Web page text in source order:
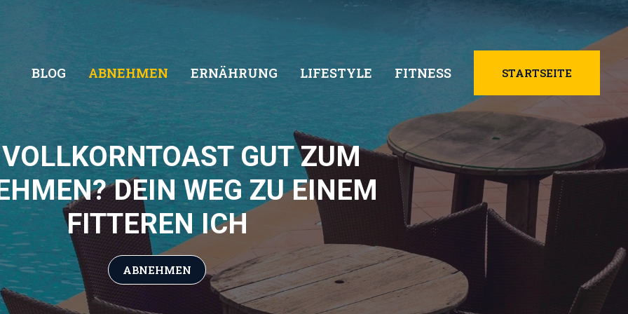
BLOG ABNEHMEN ERNÄHRUNG LIFESTYLE FITNESS STARTSEITE
GUT ZUM
DEIN WEG ZU EINEM
FITTEREN ICH
ABNEHMEN